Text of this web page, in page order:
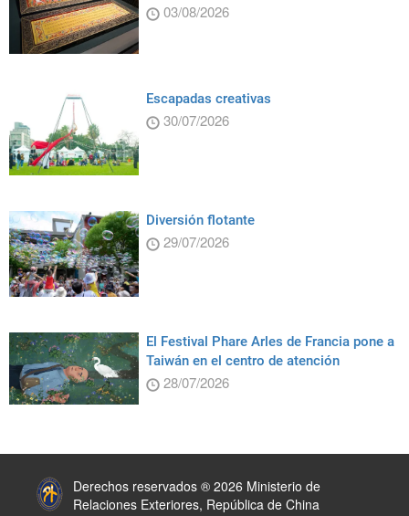
03/08/2026
Escapadas creativas
30/07/2026
Diversión flotante
29/07/2026
El Festival Phare Arles de Francia pone a
Taiwán en el centro de atención
28/07/2026
Derechos reservados ® 2026 Ministerio de
Relaciones Exteriores, República de China